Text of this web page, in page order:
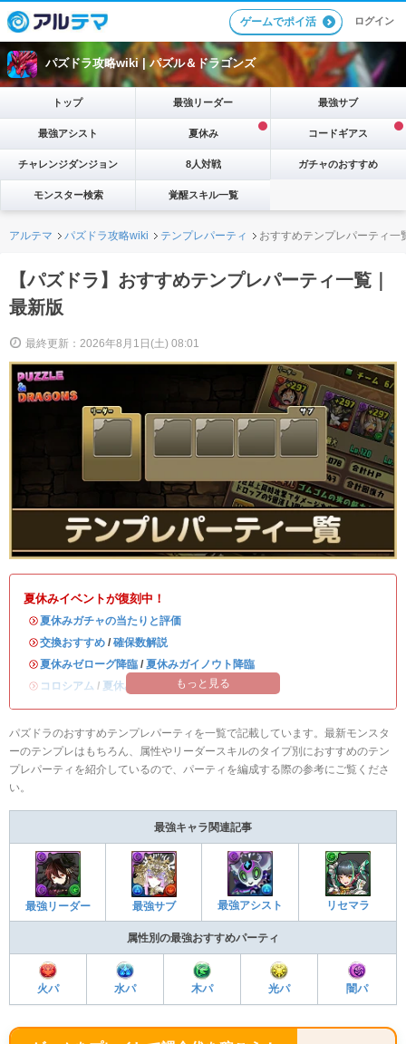
ゲームでポイ活 ログイン
パズドラ攻略wiki |パズル＆ドラゴンズ
トップ 最強リーダー 最強サブ
最強アシスト 夏休み コードギアス
チャレンジダンジョン 8人対戦 ガチャのおすすめ
モンスター検索 覚醒スキル一覧
アルテマ パズドラ攻略wiki テンプレパーティ おすすめテンプレパーティ一
【パズドラ】おすすめテンプレパーティ一覧｜
最新版
最終更新：2026年8月1日(土) 08:01
夏休みイベントが復刻中！
・夏休みガチャの当たりと評価
・交換おすすめ / 確保数解説
・夏休みゼローグ降臨 / 夏休みガイノウト降臨
・ コロシアム / 夏休みワンタッチもっと見る
パズドラのおすすめテンプレパーティを一覧で記載しています。最新モンスタ
ーのテンプレはもちろん、属性やリーダースキルのタイプ別におすすめのテン
プレパーティを紹介しているので、パーティを編成する際の参考にご覧くださ
い。
最強キャラ関連記事
最強リーダー 最強サブ 最強アシスト リセマラ
属性別の最強おすすめパーティ
火パ 水パ 木パ 光パ 闇パ